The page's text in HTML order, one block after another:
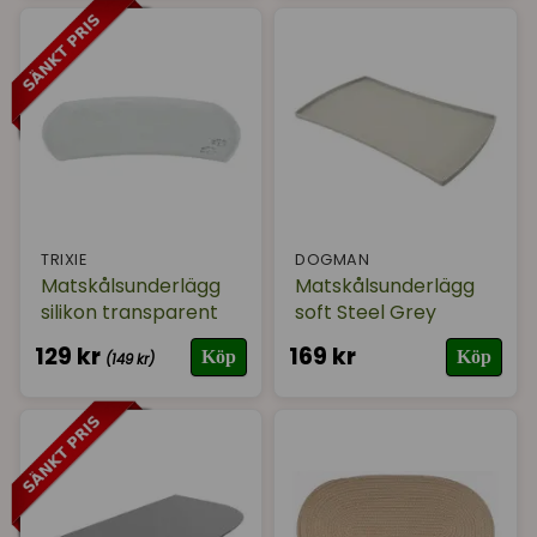
TRIXIE
Matskålsunderlägg
silikon transparent
129 kr (149 kr) Köp
DOGMAN
Matskålsunderlägg
soft Steel Grey
169 kr Köp